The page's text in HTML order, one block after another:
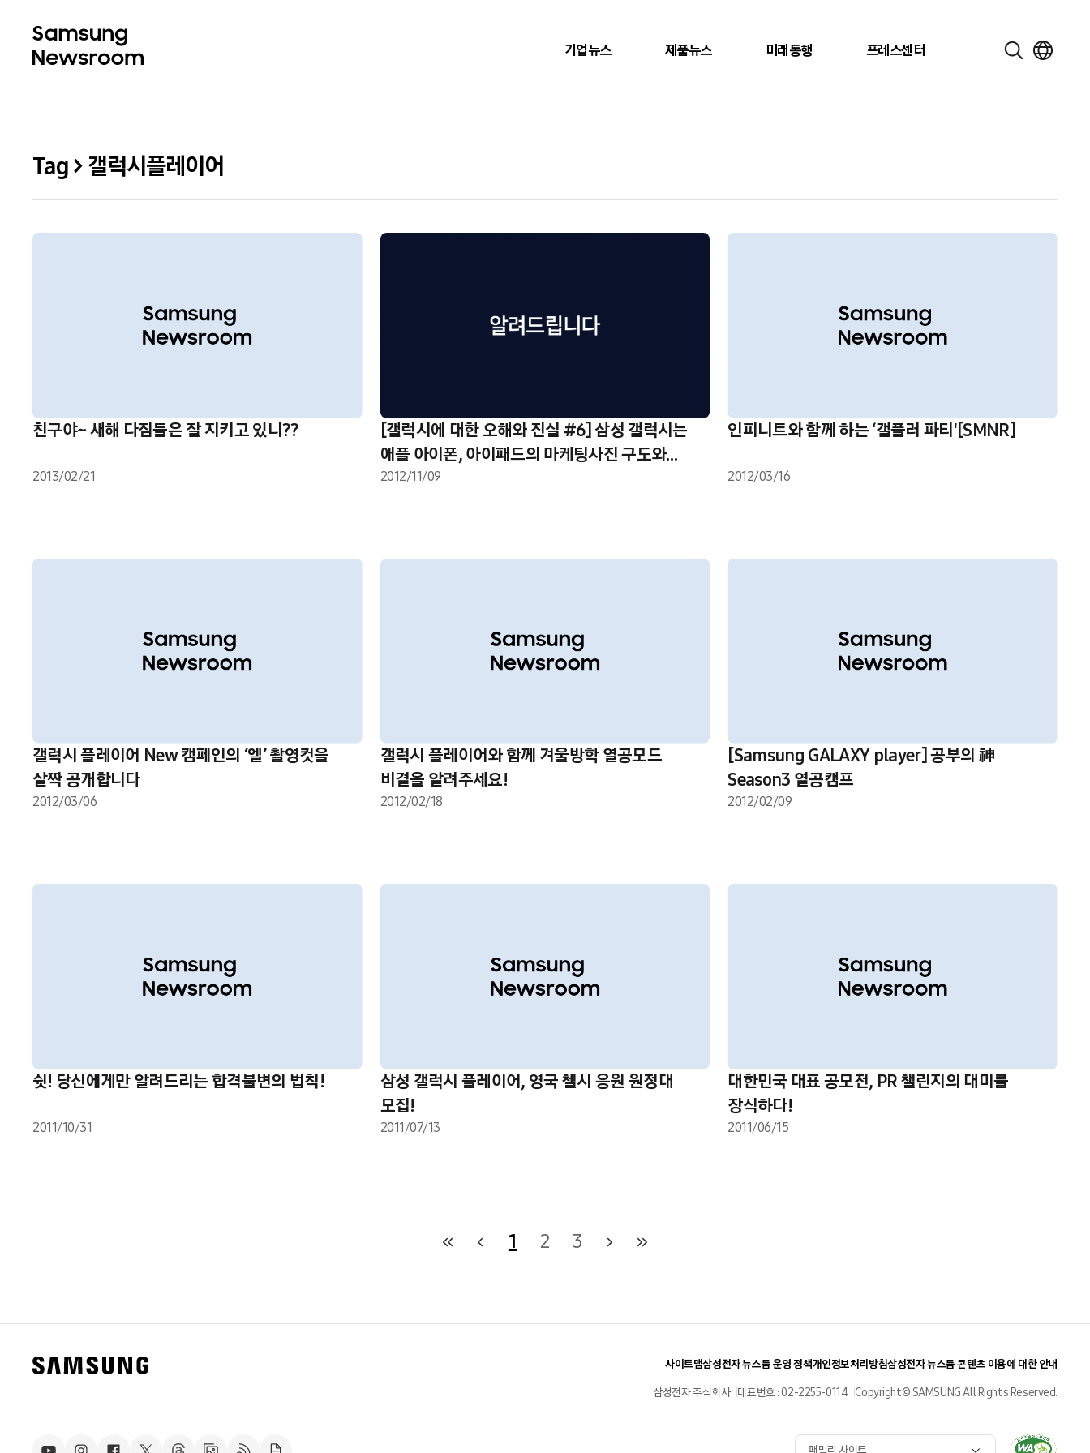
기업뉴스 제품뉴스 미래동행 프레스센터
Tag > 갤럭시플레이어
친구야~ 새해 다짐들은 잘 지키고 있니??
2013/02/21
[갤럭시에 대한 오해와 진실 #6] 삼성 갤럭시는
애플 아이폰, 아이패드의 마케팅사진 구도와
배치를 베꼈다?
2012/11/09
인피니트와 함께 하는 ‘갤플러 파티'[SMNR]
2012/03/16
갤럭시 플레이어 New 캠페인의 ‘엘’ 촬영컷을
살짝 공개합니다
2012/03/06
갤럭시 플레이어와 함께 겨울방학 열공모드
비결을 알려주세요!
2012/02/18
[Samsung GALAXY player] 공부의 神
Season3 열공캠프
2012/02/09
쉿! 당신에게만 알려드리는 합격불변의 법칙!
2011/10/31
삼성 갤럭시 플레이어, 영국 첼시 응원 원정대
모집!
2011/07/13
대한민국 대표 공모전, PR 챌린지의 대미를
장식하다!
2011/06/15
1 2 3
사이트맵삼성전자 뉴스룸 운영 정책개인정보처리방침삼성전자 뉴스룸 콘텐츠 이용에 대한 안내
삼성전자 주식회사 대표번호 : 02-2255-0114 Copyright© SAMSUNG All Rights Reserved.